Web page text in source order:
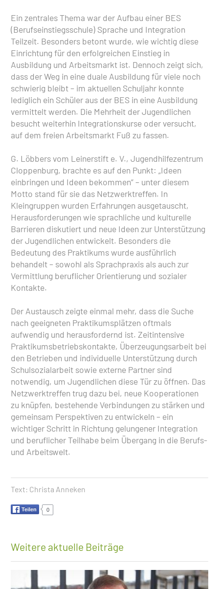
Ein zentrales Thema war der Aufbau einer BES
(Berufseinstiegsschule) Sprache und Integration
Teilzeit. Besonders betont wurde, wie wichtig diese
Einrichtung für den erfolgreichen Einstieg in
Ausbildung und Arbeitsmarkt ist. Dennoch zeigt sich,
dass der Weg in eine duale Ausbildung für viele noch
schwierig bleibt – im aktuellen Schuljahr konnte
lediglich ein Schüler aus der BES in eine Ausbildung
vermittelt werden. Die Mehrheit der Jugendlichen
besucht weiterhin Integrationskurse oder versucht,
auf dem freien Arbeitsmarkt Fuß zu fassen.
G. Löbbers vom Leinerstift e. V., Jugendhilfezentrum
Cloppenburg, brachte es auf den Punkt: „Ideen
einbringen und Ideen bekommen“ – unter diesem
Motto stand für sie das Netzwerktreffen. In
Kleingruppen wurden Erfahrungen ausgetauscht,
Herausforderungen wie sprachliche und kulturelle
Barrieren diskutiert und neue Ideen zur Unterstützung
der Jugendlichen entwickelt. Besonders die
Bedeutung des Praktikums wurde ausführlich
behandelt – sowohl als Sprachpraxis als auch zur
Vermittlung beruflicher Orientierung und sozialer
Kontakte.
Der Austausch zeigte einmal mehr, dass die Suche
nach geeigneten Praktikumsplätzen oftmals
aufwendig und herausfordernd ist. Zeitintensive
Praktikumsbetriebskontakte, Überzeugungsarbeit bei
den Betrieben und individuelle Unterstützung durch
Schulsozialarbeit sowie externe Partner sind
notwendig, um Jugendlichen diese Tür zu öffnen. Das
Netzwerktreffen trug dazu bei, neue Kooperationen
zu knüpfen, bestehende Verbindungen zu stärken und
gemeinsam Perspektiven zu entwickeln – ein
wichtiger Schritt in Richtung gelungener Integration
und beruflicher Teilhabe beim Übergang in die Berufs-
und Arbeitswelt.
Text: Christa Anneken
Teilen 0
Weitere aktuelle Beiträge